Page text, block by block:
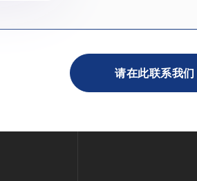
请在此联系我们